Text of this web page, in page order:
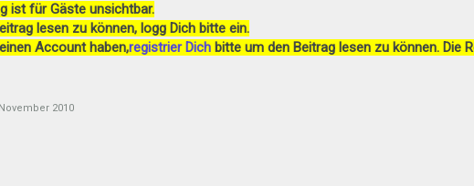
ist für Gäste unsichtbar.
lesen zu können, logg Dich bitte ein.
Account haben,registrier Dich bitte um den Beitrag lesen zu können. Die
2010